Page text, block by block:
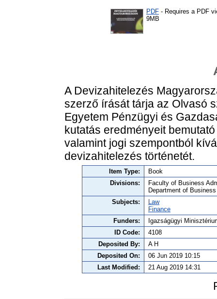
PDF - Requires a PDF
9MB
A Devizahitelezés
szerző írását tárja az Olvasó
Egyetem Pénzügyi és
kutatás eredményeit
valamint jogi szempontból
devizahitelezés történetét.
Item Type:
Book
Divisions:
Faculty of Business
Department of
Subjects:
Law
Finance
Funders:
Igazságügyi
ID Code:
4108
Deposited By:
A H
Deposited On:
06 Jun 2019 10:15
Last Modified:
21 Aug 2019 14:31